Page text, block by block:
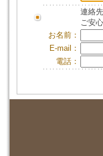
連絡
ご安
お名前：
E-mail：
電話：